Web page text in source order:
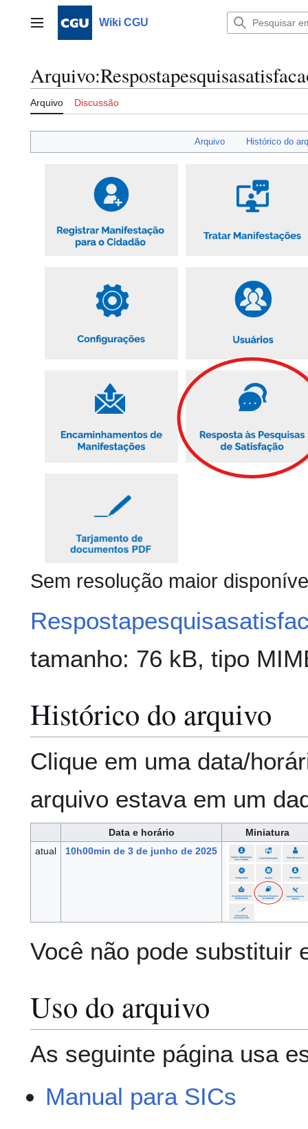
Menu principalWiki CGU
Arquivo:
Arquivo Discussão
Arquivo Histórico do
Sem resolução maior
tamanho: 76 kB, tipo
Histórico do arquivo
Clique em uma data/
arquivo estava em um
Data e horário
Miniatura
atual
10h00min de 3 de junho de 2025
Você não pode substituir
Uso do arquivo
As seguinte página usa
Manual para SICs